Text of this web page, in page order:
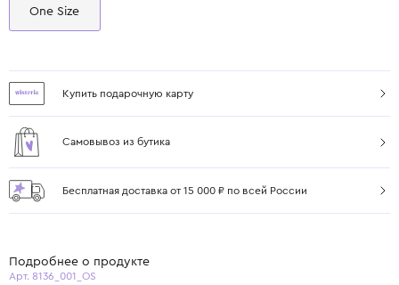
One Size
Купить подарочную карту
Самовывоз из бутика
Бесплатная доставка от 15 000 ₽ по всей России
Подробнее о продукте
Арт. 8136_001_OS